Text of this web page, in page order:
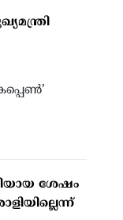
ശേഷം